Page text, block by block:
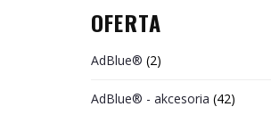
OFERTA
AdBlue® (2)
AdBlue® - akcesoria (42)